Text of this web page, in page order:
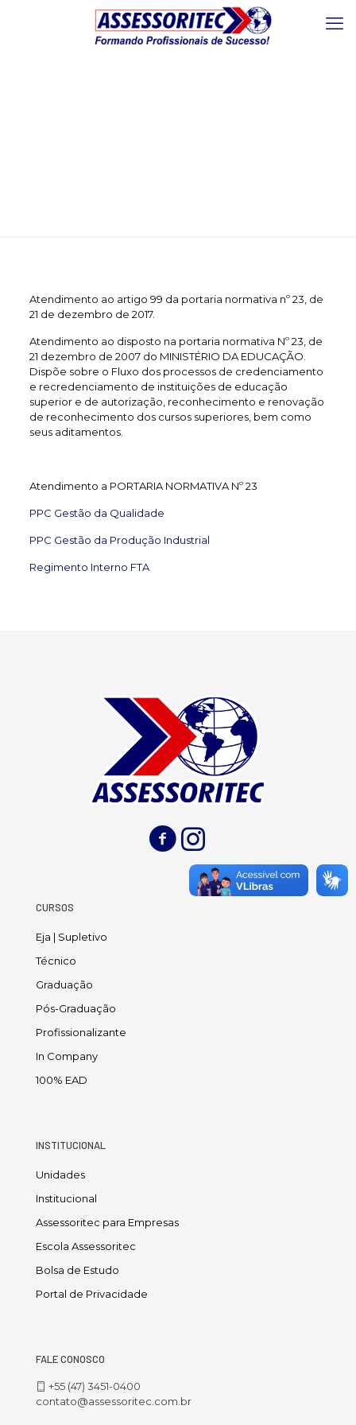
Atendimento ao artigo 99 da portaria normativa nº 23, de
21 de dezembro de 2017.
Atendimento ao disposto na portaria normativa Nº 23, de
21 dezembro de 2007 do MINISTÉRIO DA EDUCAÇÃO.
Dispõe sobre o Fluxo dos processos de credenciamento
e recredenciamento de instituições de educação
superior e de autorização, reconhecimento e renovação
de reconhecimento dos cursos superiores, bem como
seus aditamentos.
Atendimento a PORTARIA NORMATIVA Nº 23
PPC Gestão da Qualidade
PPC Gestão da Produção Industrial
Regimento Interno FTA
CURSOS
Eja | Supletivo
Técnico
Graduação
Pós-Graduação
Profissionalizante
In Company
100% EAD
INSTITUCIONAL
Unidades
Institucional
Assessoritec para Empresas
Escola Assessoritec
Bolsa de Estudo
Portal de Privacidade
FALE CONOSCO
+55 (47) 3451-0400
contato@assessoritec.com.br